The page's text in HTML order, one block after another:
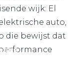
wijk: El
auto,
die bewijst dat